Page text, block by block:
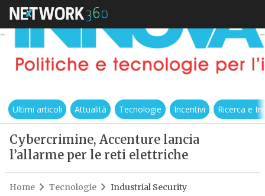
Ultimi articoli Attualità Tecnologie Incentivi Ricerca e
Cybercrimine, Accenture lancia
l’allarme per le reti elettriche
Home Tecnologie Industrial Security